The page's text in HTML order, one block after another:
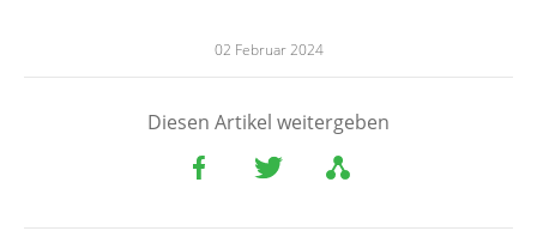
02 Februar 2024
Diesen Artikel weitergeben